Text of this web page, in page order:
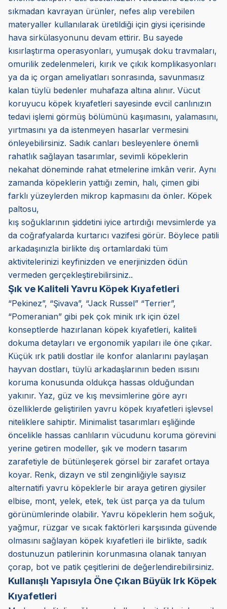
sıkmadan kavrayan ürünler, nefes alıp verebilen
materyaller kullanılarak üretildiği için giysi içerisinde
hava sirkülasyonunu devam ettirir. Bu sayede
kısırlaştırma operasyonları, yumuşak doku travmaları,
omurilik zedelenmeleri, kırık ve çıkık komplikasyonları
ya da iç organ ameliyatları sonrasında, savunmasız
kalan tüylü bedenler muhafaza altına alınır. Vücut
koruyucu köpek kıyafetleri sayesinde evcil canlınızın
tedavi işlemi görmüş bölümünü kaşımasını, yalamasını,
yırtmasını ya da istenmeyen hasarlar vermesini
önleyebilirsiniz. Sadık canları besleyenlere önemli
rahatlık sağlayan tasarımlar, sevimli köpeklerin
nekahat döneminde rahat etmelerine imkân verir. Aynı
zamanda köpeklerin yattığı zemin, halı, çimen gibi
farklı yüzeylerden mikrop kapmasını da önler. Köpek
paltosu,
kış soğuklarının şiddetini iyice artırdığı mevsimlerde ya
da coğrafyalarda kurtarıcı vazifesi görür. Böylece patili
arkadaşınızla birlikte dış ortamlardaki tüm
aktivitelerinizi keyfinizden ve enerjinizden ödün
vermeden gerçekleştirebilirsiniz..
Şık ve Kaliteli Yavru Köpek Kıyafetleri
“Pekinez”, “Şivava”, “Jack Russel” “Terrier”,
“Pomeranian” gibi pek çok minik ırk için özel
konseptlerde hazırlanan köpek kıyafetleri, kaliteli
dokuma detayları ve ergonomik yapıları ile öne çıkar.
Küçük ırk patili dostlar ile konfor alanlarını paylaşan
hayvan dostları, tüylü arkadaşlarının beden ısısını
koruma konusunda oldukça hassas olduğundan
yakınır. Yaz, güz ve kış mevsimlerine göre ayrı
özelliklerde geliştirilen yavru köpek kıyafetleri işlevsel
niteliklere sahiptir. Minimalist tasarımları eşliğinde
öncelikle hassas canlıların vücudunu koruma görevini
yerine getiren modeller, şık ve modern tasarım
zarafetiyle de bütünleşerek görsel bir zarafet ortaya
koyar. Renk, dizayn ve stil zenginliğiyle sayısız
alternatifi yavru köpeklerle bir araya getiren giysiler
elbise, mont, yelek, etek, tek üst parça ya da tulum
görünümlerinde olabilir. Yavru köpeklerin hem soğuk,
yağmur, rüzgar ve sıcak faktörleri karşısında güvende
olmasını sağlayan köpek kıyafetleri ile birlikte, sadık
dostunuzun patilerinin korunmasına olanak tanıyan
çorap, bot ve patik çeşitlerini de değerlendirebilirsiniz.
Kullanışlı Yapısıyla Öne Çıkan Büyük Irk Köpek
Kıyafetleri